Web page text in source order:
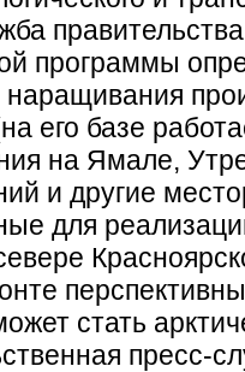
программы
наращивания
его базе
на Ямале,
и другие
для
стать
пресс-